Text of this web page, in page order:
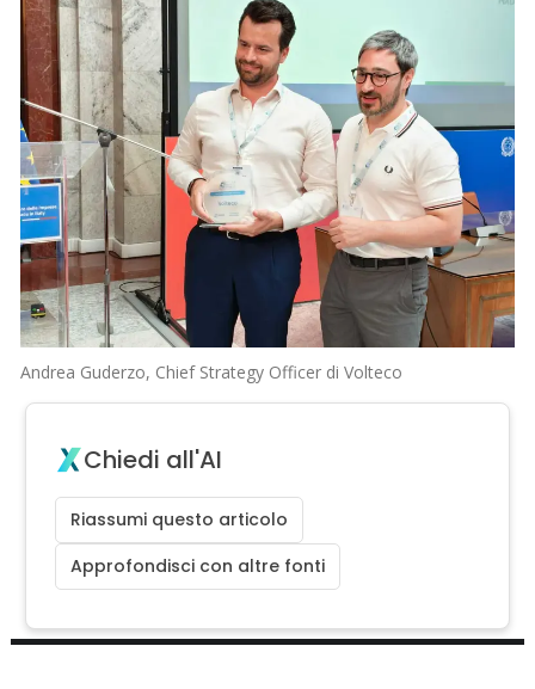
Andrea Guderzo, Chief Strategy Officer di Volteco
Chiedi all'AI
Riassumi questo articolo
Approfondisci con altre fonti